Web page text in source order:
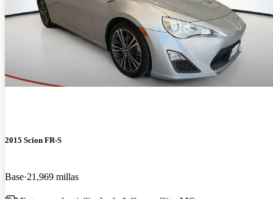
2015 Scion FR-S
Base 21,969 millas